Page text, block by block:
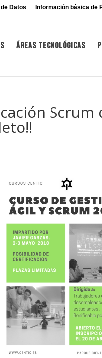
Datos Información básica de
Áreas tecnológicas
Scrum